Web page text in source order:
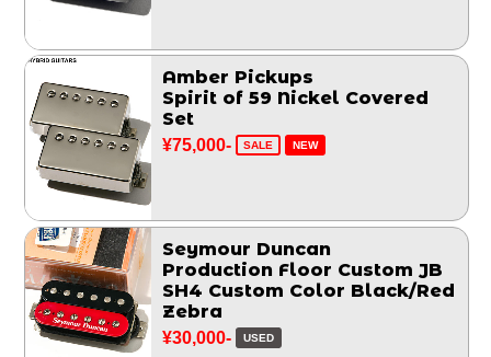
Amber Pickups
Spirit of 59 Nickel Covered
Set
¥75,000- SALE NEW
Seymour Duncan
Production Floor Custom JB
SH4 Custom Color Black/Red
Zebra
¥30,000- USED